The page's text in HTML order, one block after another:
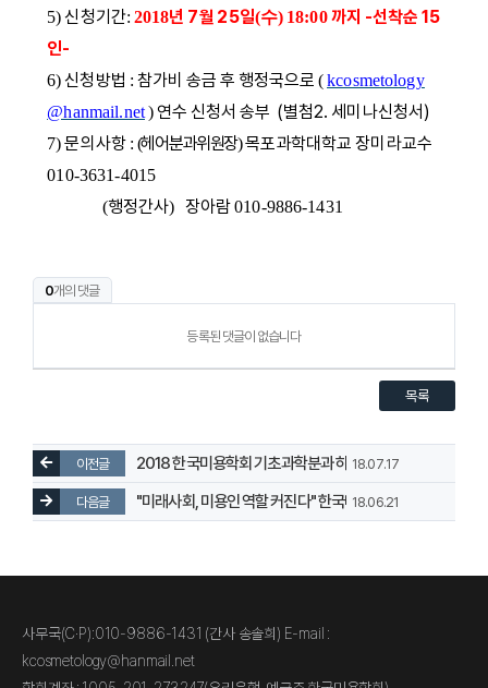
5)신청기간: 2018년 7월 25일(수) 18:00까지 -선착순 15
인-
6)신청방법 : 참가비 송금 후 행정국으로(kcosmetology
@hanmail.net)연수 신청서 송부 (별첨2. 세미나신청서)
7)문의사항 : (헤어분과위원장)목포과학대학교 장미라교수
010-3631-4015
(행정간사) 장아람010-9886-1431
0개의 댓글
등록된 댓글이 없습니다
목록
이전글 2018 한국미용학회 기초과학분과 하계 연수 안내
18.07.17
다음글
"미래사회, 미용인 역할 커진다" 한국미용학회, 제49회 하계
18.06.21
사무국(C·P):010-9886-1431 (간사 송솔희) E-mail :
kcosmetology@hanmail.net